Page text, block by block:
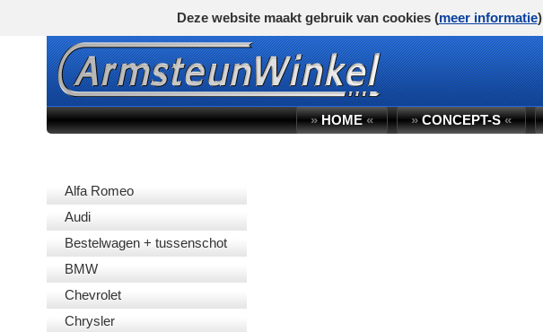
»HOME« »CONCEPT-S«
Alfa Romeo
Audi
Bestelwagen + tussenschot
BMW
Chevrolet
Chrysler
Deze website maakt gebruik van cookies (meer informatie)